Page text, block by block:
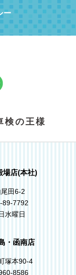
ー
検の王様
場店(本社)
田6-2
7792
水曜日
・函南店
塚本90-4
8586